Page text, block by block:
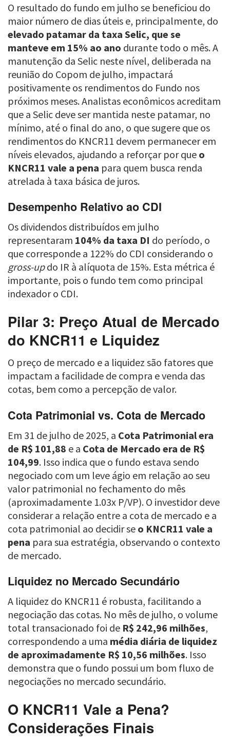
O resultado do fundo em julho se beneficiou do
maior número de dias úteis e, principalmente, do
elevado patamar da taxa Selic, que se
manteve em 15% ao ano durante todo o mês. A
manutenção da Selic neste nível, deliberada na
reunião do Copom de julho, impactará
positivamente os rendimentos do Fundo nos
próximos meses. Analistas econômicos acreditam
que a Selic deve ser mantida neste patamar, no
mínimo, até o final do ano, o que sugere que os
rendimentos do KNCR11 devem permanecer em
níveis elevados, ajudando a reforçar por que o
KNCR11 vale a pena para quem busca renda
atrelada à taxa básica de juros.
Desempenho Relativo ao CDI
Os dividendos distribuídos em julho
representaram 104% da taxa DI do período, o
que corresponde a 122% do CDI considerando o
gross-updo IR à alíquota de 15%. Esta métrica é
importante, pois o fundo tem como principal
indexador o CDI.
Pilar 3: Preço Atual de Mercado
do KNCR11 e Liquidez
O preço de mercado e a liquidez são fatores que
impactam a facilidade de compra e venda das
cotas, bem como a percepção de valor.
Cota Patrimonial vs. Cota de Mercado
Em 31 de julho de 2025, a Cota Patrimonial era
de R$ 101,88 e a Cota de Mercado era de R$
104,99. Isso indica que o fundo estava sendo
negociado com um leve ágio em relação ao seu
valor patrimonial no fechamento do mês
(aproximadamente 1.03x P/VP). O investidor deve
considerar a relação entre a cota de mercado e a
cota patrimonial ao decidir se o KNCR11 vale a
pena para sua estratégia, observando o contexto
de mercado.
Liquidez no Mercado Secundário
A liquidez do KNCR11 é robusta, facilitando a
negociação das cotas. No mês de julho, o volume
total transacionado foi de R$ 242,96 milhões,
correspondendo a uma média diária de liquidez
de aproximadamente R$ 10,56 milhões. Isso
demonstra que o fundo possui um bom fluxo de
negociações no mercado secundário.
O KNCR11 Vale a Pena?
Considerações Finais